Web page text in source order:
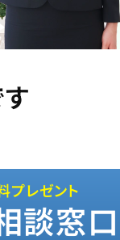
プレゼント
談窓口